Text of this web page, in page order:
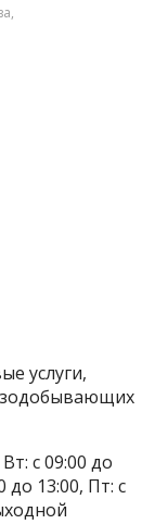
,
услуги,
с 09:00 до
до 13:00, Пт: с